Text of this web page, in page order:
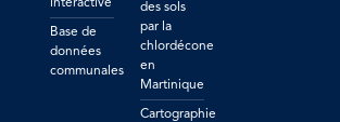
intéractive
Base de
données
communales
des sols
par la
chlordécone
en
Martinique
Cartographie